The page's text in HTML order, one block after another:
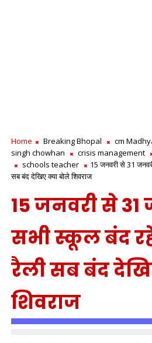
Home Breaking Bhopal cm
singh chowhan
crisis management
schools teacher
15 जनवरी से 31
सब बंद देखिए क्या बोले शिवराज
15 जनवरी से
सभी स्कूल बंद
रैली सब बंद
शिवराज